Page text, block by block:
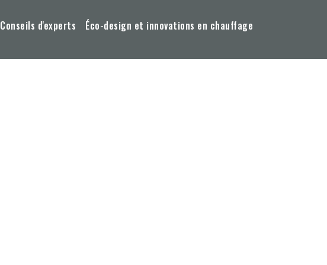
Conseils d'experts Éco-design et innovations en chauffage